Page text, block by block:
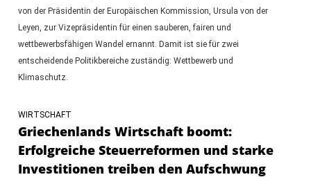
von der Präsidentin der Europäischen Kommission, Ursula von der
Leyen, zur Vizepräsidentin für einen sauberen, fairen und
wettbewerbsfähigen Wandel ernannt. Damit ist sie für zwei
entscheidende Politikbereiche zuständig: Wettbewerb und
Klimaschutz.
WIRTSCHAFT
Griechenlands Wirtschaft boomt:
Erfolgreiche Steuerreformen und starke
Investitionen treiben den Aufschwung